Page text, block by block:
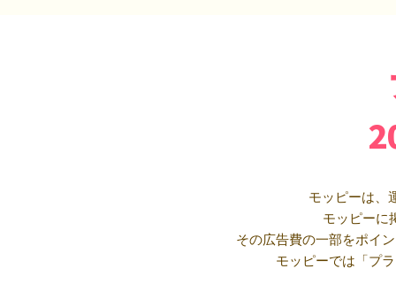
モッピーは、
モッピーに
その広告費の一部をポイ
モッピーでは「プ